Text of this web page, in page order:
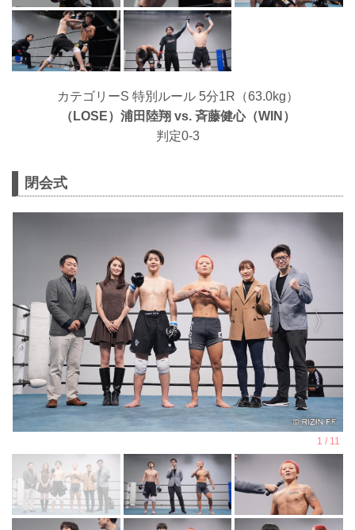
カテゴリーS 特別ルール 5分1R（63.0kg）
（LOSE）浦田陸翔 vs. ⻫藤健心（WIN）
判定0-3
閉会式